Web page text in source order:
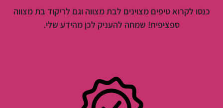
כנסו לקרוא טיפים מצוינים לבת מצווה וגם לריקוד בת מצווה
ספציפית! שמחה להעניק לכן מהידע שלי.